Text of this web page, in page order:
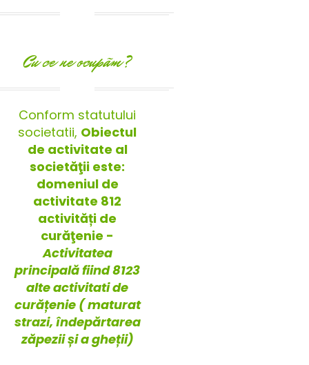
Cu ce ne ocupãm?
Conform statutului
societatii, Obiectul
de activitate al
societăţii este:
domeniul de
activitate 812
activități de
curăţenie -
Activitatea
principală fiind 8123
alte activitati de
curățenie ( maturat
strazi, îndepărtarea
zăpezii și a gheții)